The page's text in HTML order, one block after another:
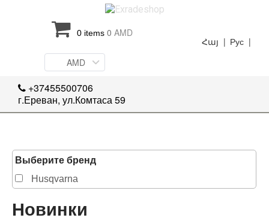
0 items 0 AMD
Рус |
Հայ |
AMD
+37455500706
г.Ереван, ул.Комтаса 59
Выберите бренд
Husqvarna
Новинки